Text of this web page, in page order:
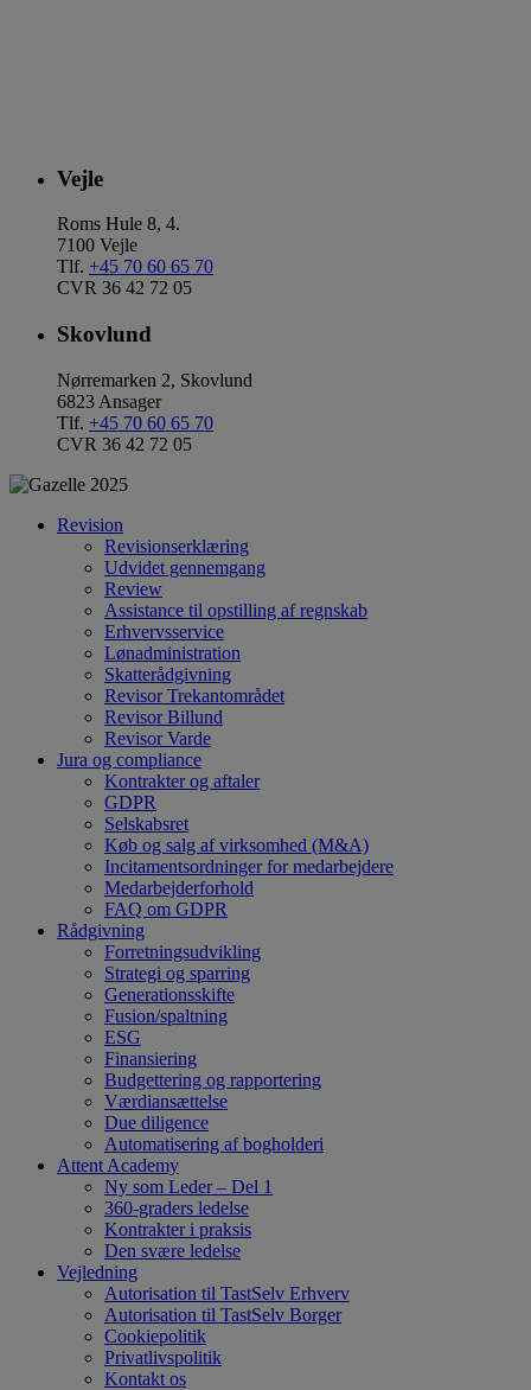
Vejle
Roms Hule 8, 4.
7100 Vejle
Tlf. +45 70 60 65 70
CVR 36 42 72 05
Skovlund
Nørremarken 2, Skovlund
6823 Ansager
Tlf. +45 70 60 65 70
CVR 36 42 72 05
Revision
Revisionserklæring
Udvidet gennemgang
Review
Assistance til opstilling af regnskab
Erhvervsservice
Lønadministration
Skatterådgivning
Revisor Trekantområdet
Revisor Billund
Revisor Varde
Jura og compliance
Kontrakter og aftaler
GDPR
Selskabsret
Køb og salg af virksomhed (M&A)
Incitamentsordninger for medarbejdere
Medarbejderforhold
FAQ om GDPR
Rådgivning
Forretningsudvikling
Strategi og sparring
Generationsskifte
Fusion/spaltning
ESG
Finansiering
Budgettering og rapportering
Værdiansættelse
Due diligence
Automatisering af bogholderi
Attent Academy
Ny som Leder – Del 1
360-graders ledelse
Kontrakter i praksis
Den svære ledelse
Vejledning
Autorisation til TastSelv Erhverv
Autorisation til TastSelv Borger
Cookiepolitik
Privatlivspolitik
Kontakt os